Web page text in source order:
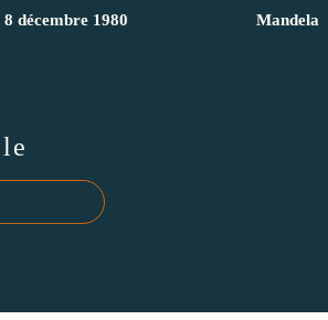
8 décembre 1980 Mandela